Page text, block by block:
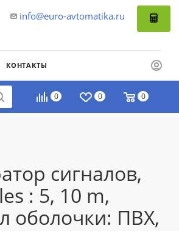
info@euro-avtomatika.ru
КОНТАКТЫ
0 0 0
сигналов,
: 5, 10 m,
оболочки: ПВХ,